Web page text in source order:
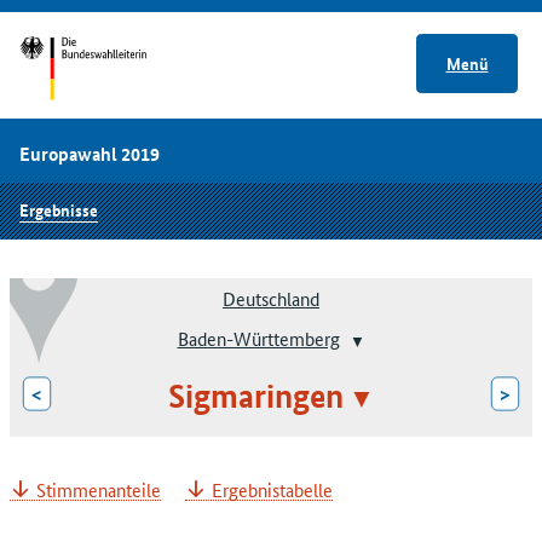
Menü
Europawahl 2019
Ergebnisse
Deutschland
Baden-Württemberg
< Sigmaringen >
Stimmenanteile Ergebnistabelle